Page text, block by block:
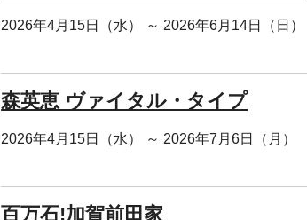
2026年4月15日（水） ～ 2026年6月14日（日）
森英恵 ヴァイタル・タイプ
2026年4月15日（水） ～ 2026年7月6日（月）
百万石!加賀前田家